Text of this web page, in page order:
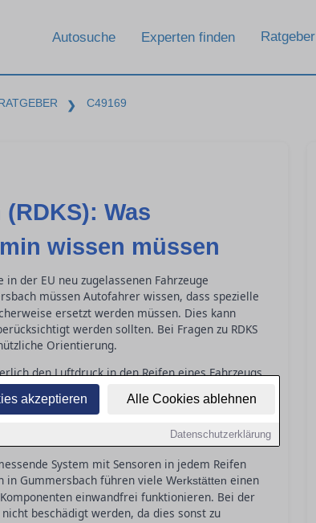
akzeptieren Alle Cookies ablehnen
Datenschutzerklärung
Autosuche Experten finden Ratgeber
❯ C49169
Was
wissen müssen
der EU neu zugelassenen Fahrzeuge
müssen Autofahrer wissen, dass spezielle
ersetzt werden müssen. Dies kann
werden sollten. Bei Fragen zu RDKS
Orientierung.
den Luftdruck in den Reifen eines Fahrzeugs
ist RDKS für alle neu zugelassenen Pkw in
beim Reifenwechsel darauf achten, dass die
werden. Ein defekter Sensor kann nicht
erhöhen.
System mit Sensoren in jedem Reifen
in Gummersbach führen viele Werkstätten einen
einwandfrei funktionieren. Bei der
beschädigt werden, da dies sonst zu